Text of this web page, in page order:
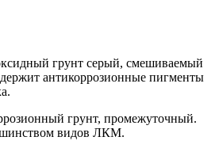
грунт серый, смешиваемый
антикоррозионные пигменты
грунт, промежуточный.
видов ЛКМ.